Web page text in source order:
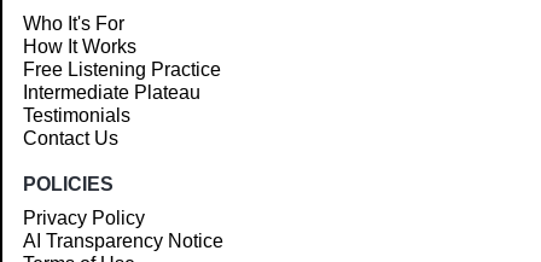
Who It's For
How It Works
Free Listening Practice
Intermediate Plateau
Testimonials
Contact Us
POLICIES
Privacy Policy
AI Transparency Notice